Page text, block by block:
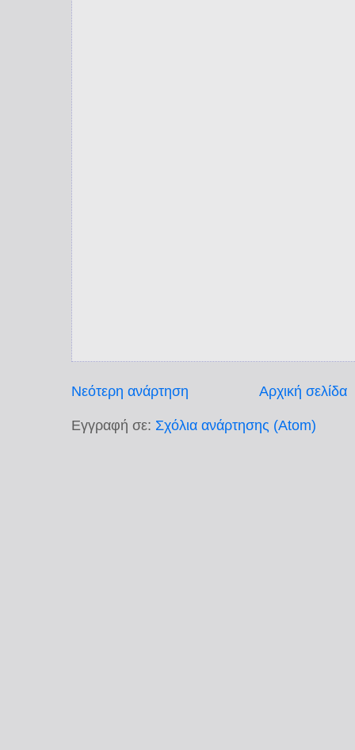
Νεότερη ανάρτηση Αρχική σελίδα
Εγγραφή σε: Σχόλια ανάρτησης (Atom)